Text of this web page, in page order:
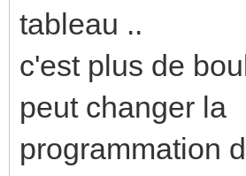
tableau ..
c'est plus de
peut changer la
programmation